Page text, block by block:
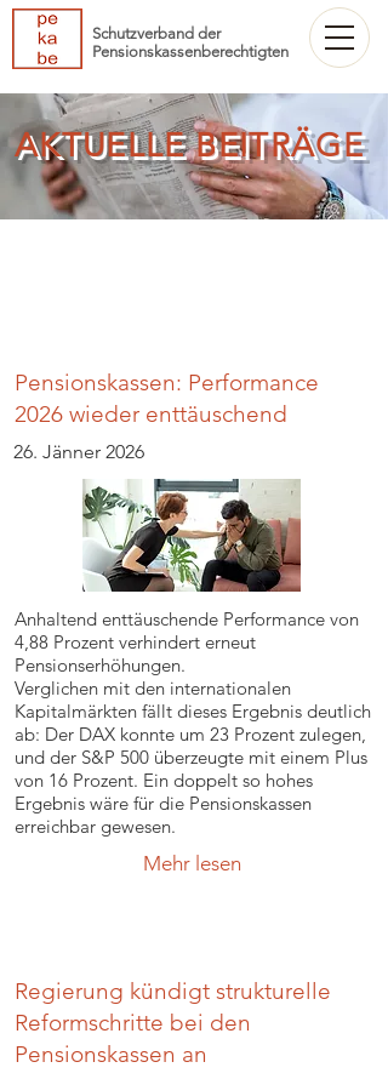
Schutzverband der
Pensionskassenberechtigten
AKTUELLE BEITRÄGE
Pensionskassen: Performance
2026 wieder enttäuschend
26. Jänner 2026
Anhaltend enttäuschende Performance von
4,88 Prozent verhindert erneut
Pensionserhöhungen.
Verglichen mit den internationalen
Kapitalmärkten fällt dieses Ergebnis deutlich
ab: Der DAX konnte um 23 Prozent zulegen,
und der S&P 500 überzeugte mit einem Plus
von 16 Prozent. Ein doppelt so hohes
Ergebnis wäre für die Pensionskassen
erreichbar gewesen.
Mehr lesen
Regierung kündigt strukturelle
Reformschritte bei den
Pensionskassen an